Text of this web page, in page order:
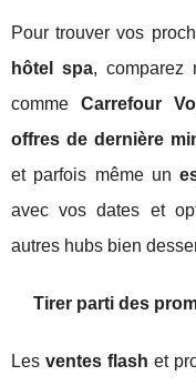
Pour trouver vos
hôtel spa, comparez
comme Carrefour
offres de dernière
et parfois même un
avec vos dates et
autres hubs bien
Tirer parti des
Lesventes flash et